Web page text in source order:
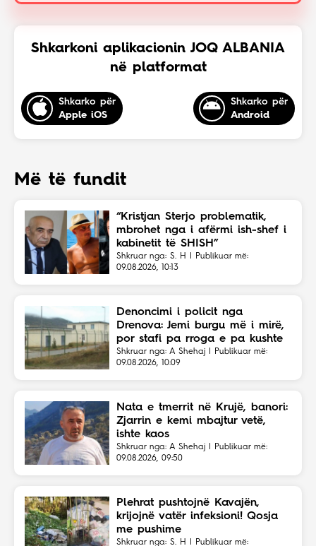
Shkarkoni aplikacionin JOQ ALBANIA
në platformat
Shkarko për
Apple iOS
Shkarko për
Android
Më të fundit
“Kristjan Sterjo problematik,
mbrohet nga i afërmi ish-shef i
kabinetit të SHISH”
Shkruar nga: S. H | Publikuar më:
09.08.2026, 10:13
Denoncimi i policit nga
Drenova: Jemi burgu më i mirë,
por stafi pa rroga e pa kushte
Shkruar nga: A Shehaj | Publikuar më:
09.08.2026, 10:09
Nata e tmerrit në Krujë, banori:
Zjarrin e kemi mbajtur vetë,
ishte kaos
Shkruar nga: A Shehaj | Publikuar më:
09.08.2026, 09:50
Plehrat pushtojnë Kavajën,
krijojnë vatër infeksioni! Qosja
me pushime
Shkruar nga: S. H | Publikuar më: